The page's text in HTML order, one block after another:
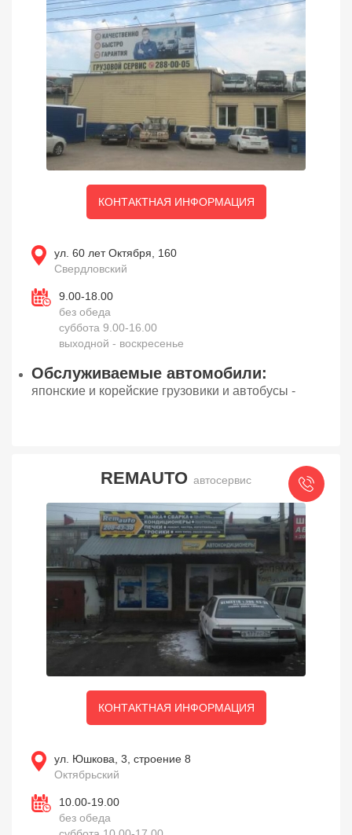
КОНТАКТНАЯ ИНФОРМАЦИЯ
ул. 60 лет Октября, 160
Свердловский
9.00-18.00
без обеда
суббота 9.00-16.00
выходной - воскресенье
Обслуживаемые автомобили:
японские и корейские грузовики и автобусы -
REMAUTO автосервис
КОНТАКТНАЯ ИНФОРМАЦИЯ
ул. Юшкова, 3, строение 8
Октябрьский
10.00-19.00
без обеда